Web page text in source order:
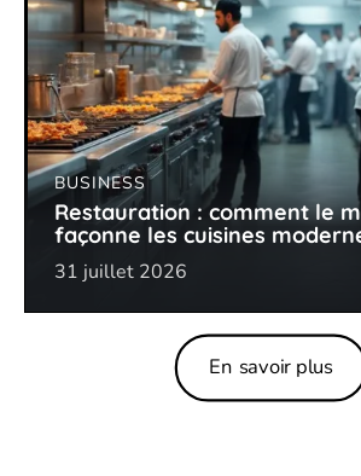
BUSINESS
Restauration : comment le
façonne les cuisines
31 juillet 2026
En savoir plus